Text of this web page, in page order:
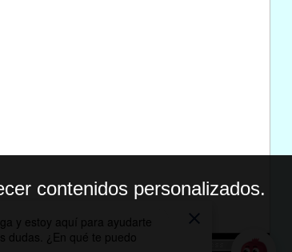
contenidos personalizados.